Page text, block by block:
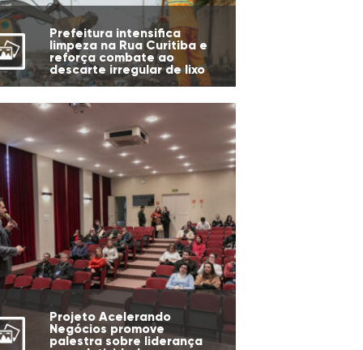
Prefeitura intensifica
limpeza na Rua Curitiba e
reforça combate ao
descarte irregular de lixo
Projeto Acelerando
Negócios promove
palestra sobre liderança